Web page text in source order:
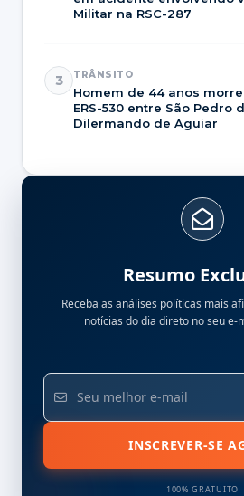
Militar na RSC-287
3 TRÂNSITO
Homem de 44 anos
ERS-530 entre São Pedro
Dilermando de Aguiar
Resumo
Receba as análises políticas mais
notícias do dia direto no seu e-
INSCREVER-SE
100% GRATUITO